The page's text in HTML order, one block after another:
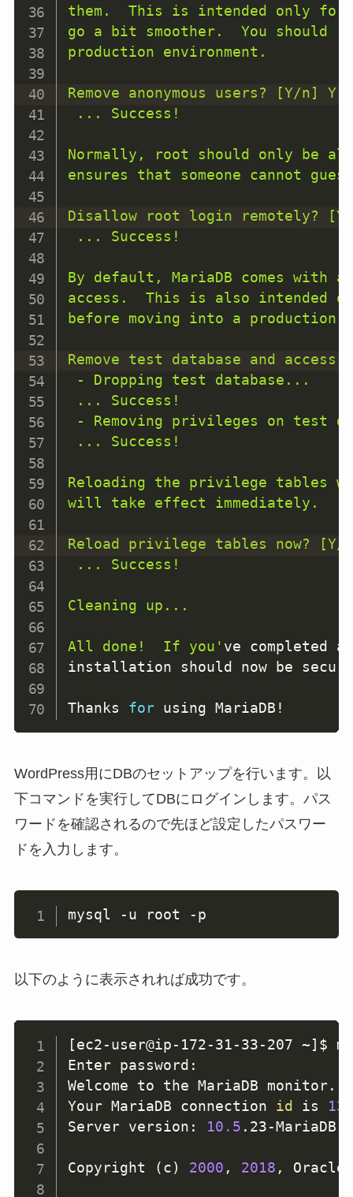
them.  This is intended only
go a bit smoother.  You should
production environment.
Remove anonymous users? [Y/n] Y
... Success!
Normally, root should only be
ensures that someone cannot
Disallow root login remotely?
... Success!
By default, MariaDB comes with a
access.  This is also intended
before moving into a production
Remove test database and
- Dropping test database...
... Success!
- Removing privileges on test
... Success!
Reloading the privilege tables
will take effect immediately.
Reload privilege tables now? [Y/
... Success!
Cleaning up...
All done!  If you' ve completed
installation should now be
Thanks for using MariaDB !
WordPress用にDBのセットアップを行います。以
下コマンドを実行してDBにログインします。パス
ワードを確認されるので先ほど設定したパスワー
ドを入力します。
mysql -u root -p
以下のように表示されれば成功です。
[ec2-user@ip-172-31-33-207 ~] $
Enter password:
Welcome to the MariaDB monitor.
Your MariaDB connection id is 13
Server version: 10.5 .23-MariaDB
Copyright (c) 2000 , 2018 ,